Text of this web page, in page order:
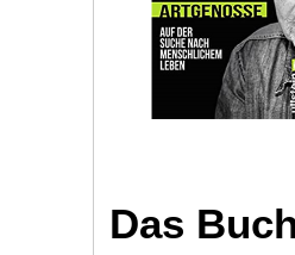
Das